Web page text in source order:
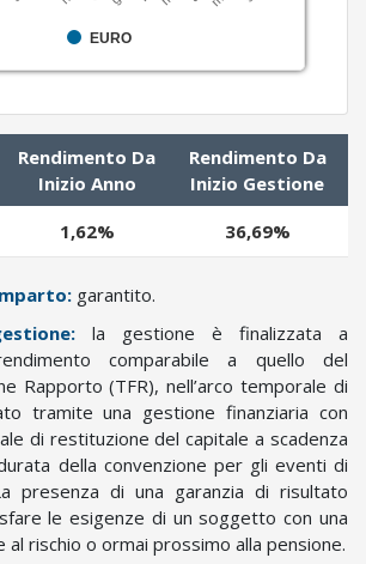
EURO
Rendimento Da
Inizio Anno
Rendimento Da
Inizio Gestione
1,62% 36,69%
garantito.
la gestione è finalizzata a
comparabile a quello del
Rapporto (TFR), nell’arco temporale di
tramite una gestione finanziaria con
di restituzione del capitale a scadenza
della convenzione per gli eventi di
presenza di una garanzia di risultato
le esigenze di un soggetto con una
al rischio o ormai prossimo alla pensione.